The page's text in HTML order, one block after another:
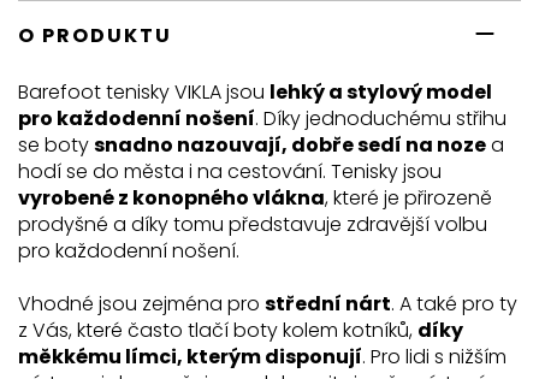
O PRODUKTU
Barefoot tenisky VIKLA jsou lehký a stylový model
pro každodenní nošení. Díky jednoduchému střihu
se botysnadno nazouvají, dobře sedí na nozea
hodí se do města i na cestování. Tenisky jsou
vyrobené z konopného vlákna, které je přirozeně
prodyšné a díky tomu představuje zdravější volbu
pro každodenní nošení.
Vhodné jsou zejména pro střední nárt. A také pro ty
z Vás, které často tlačí boty kolem kotníků, díky
měkkému límci, kterým disponují. Pro lidi s nižším